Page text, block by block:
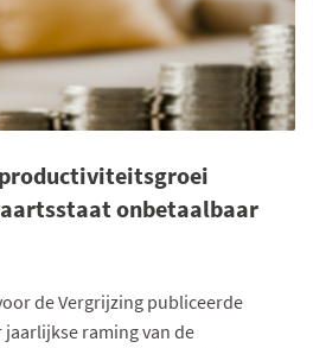
onbetaalbaar
de Vergrijzing publiceerde
raming van de